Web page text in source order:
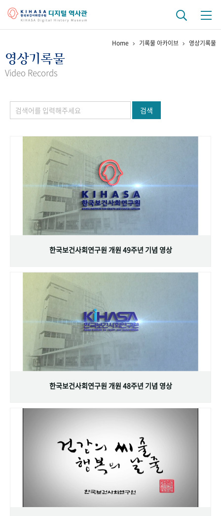
걸어온 길 기관 변천사
정책과 연구 키워드로 보는 연구 역사
연구자들
기록물 아카이브
사진 아카이브 문서 기록물 행정박물 영상 기록물
주년 기념
성과 50선 숫자로 보는 50년
VR 역사관
Home 기록물 아카이브 영상기록물
영상기록물
Video Records
검색
한국보건사회연구원 개원 49주년 기념 영상
한국보건사회연구원 개원 48주년 기념 영상